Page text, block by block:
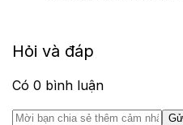
Hỏi và đáp
Có 0 bình luận